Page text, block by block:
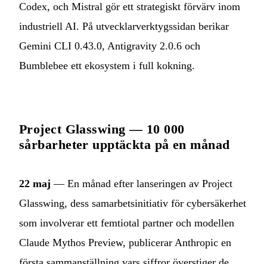
Codex, och Mistral gör ett strategiskt förvärv inom
industriell AI. På utvecklarverktygssidan berikar
Gemini CLI 0.43.0, Antigravity 2.0.6 och
Bumblebee ett ekosystem i full kokning.
Project Glasswing — 10 000
sårbarheter upptäckta på en månad
22 maj — En månad efter lanseringen av Project
Glasswing, dess samarbetsinitiativ för cybersäkerhet
som involverar ett femtiotal partner och modellen
Claude Mythos Preview, publicerar Anthropic en